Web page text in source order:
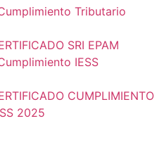
Tributario
SRI EPAM
IESS
CUMPLIMIENTO
2025